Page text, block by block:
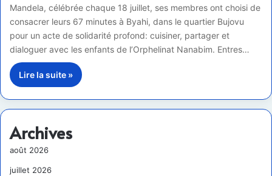
Mandela, célébrée chaque 18 juillet, ses membres ont choisi de
consacrer leurs 67 minutes à Byahi, dans le quartier Bujovu
pour un acte de solidarité profond: cuisiner, partager et
dialoguer avec les enfants de l’Orphelinat Nanabim. Entres…
Lire la suite »
Archives
août 2026
juillet 2026